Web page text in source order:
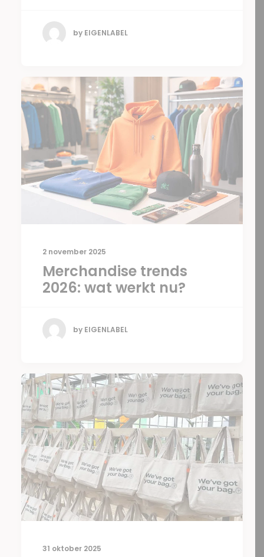
by EIGENLABEL
2 november 2025
Merchandise trends
2026: wat werkt nu?
by EIGENLABEL
31 oktober 2025